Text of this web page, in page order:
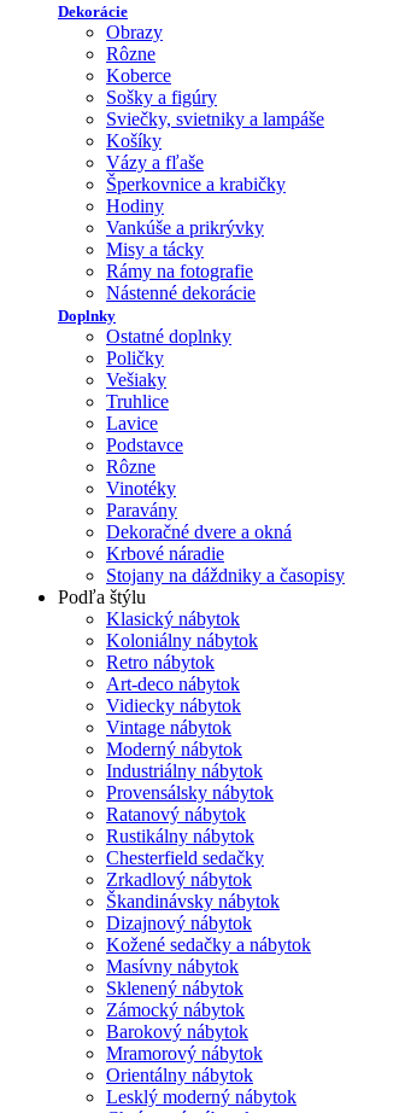
Dekorácie
Obrazy
Rôzne
Koberce
Sošky a figúry
Sviečky, svietniky a lampáše
Košíky
Vázy a fľaše
Šperkovnice a krabičky
Hodiny
Vankúše a prikrývky
Misy a tácky
Rámy na fotografie
Nástenné dekorácie
Doplnky
Ostatné doplnky
Poličky
Vešiaky
Truhlice
Lavice
Podstavce
Rôzne
Vinotéky
Paravány
Dekoračné dvere a okná
Krbové náradie
Stojany na dáždniky a časopisy
Podľa štýlu
Klasický nábytok
Koloniálny nábytok
Retro nábytok
Art-deco nábytok
Vidiecky nábytok
Vintage nábytok
Moderný nábytok
Industriálny nábytok
Provensálsky nábytok
Ratanový nábytok
Rustikálny nábytok
Chesterfield sedačky
Zrkadlový nábytok
Škandinávsky nábytok
Dizajnový nábytok
Kožené sedačky a nábytok
Masívny nábytok
Sklenený nábytok
Zámocký nábytok
Barokový nábytok
Mramorový nábytok
Orientálny nábytok
Lesklý moderný nábytok